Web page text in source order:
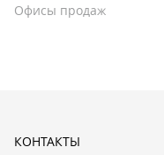
Офисы продаж
КОНТАКТЫ